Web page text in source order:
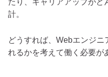
たり、キャリアアップがど
計。
どうすれば、Webエンジ
れるかを考えて働く必要が